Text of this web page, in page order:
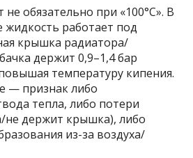
обязательно при «100°C». В
жидкость работает под
крышка радиатора/
держит 0,9–1,4 бар
температуру кипения.
— признак либо
тепла, либо потери
не держит крышка), либо
из-за воздуха/